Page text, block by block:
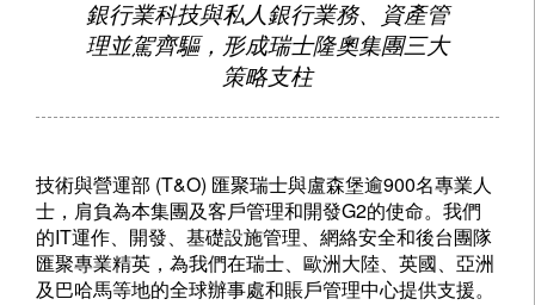
銀行業科技與私人銀行業務、資產管
理並駕齊驅，形成瑞士隆奧集團三大
策略支柱
技術與營運部 (T&O) 匯聚瑞士與盧森堡逾900名專業人
士，肩負為本集團及客戶管理和開發G2的使命。我們
的IT運作、開發、基礎設施管理、網絡安全和後台團隊
匯聚專業精英，為我們在瑞士、歐洲大陸、英國、亞洲
及巴哈馬等地的全球辦事處和賬戶管理中心提供支援。